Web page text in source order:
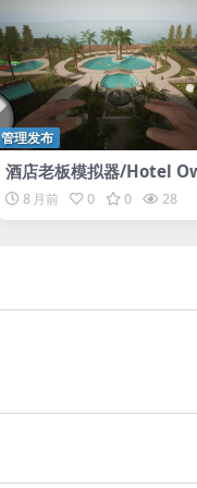
管理发布
酒店老板模拟器/Hotel
Simulator
8 月前 0 0 28